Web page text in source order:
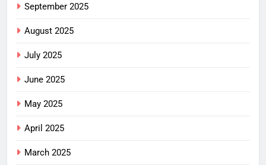
September 2025
August 2025
July 2025
June 2025
May 2025
April 2025
March 2025